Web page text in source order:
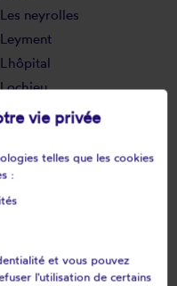
Les neyrolles
Leyment
Lhôpital
Lochieu
Lompnieu
L'abergement-de-varey
Maillat
Mantenay-montlin
Marignieu
Marsonnas
vie privée
telles que les cookies
:
et vous pouvez
l'utilisation de certains